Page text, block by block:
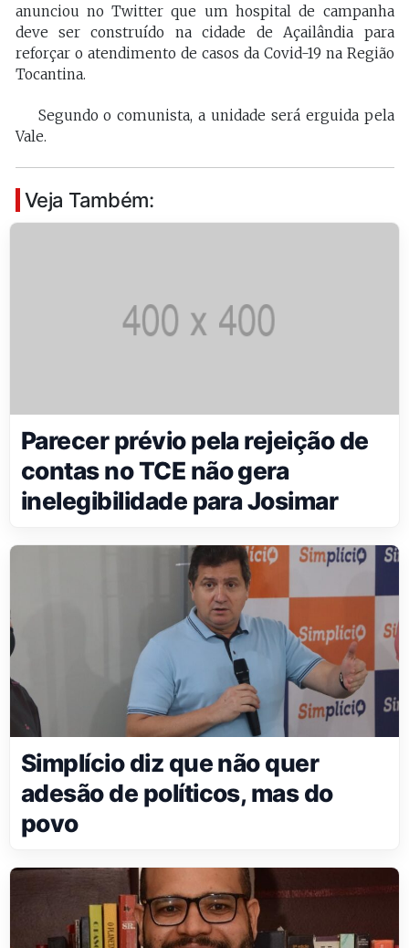
anunciou no Twitter que um hospital de campanha
deve ser construído na cidade de Açailândia para
reforçar o atendimento de casos da Covid-19 na Região
Tocantina.
Segundo o comunista, a unidade será erguida pela
Vale.
Veja Também:
Parecer prévio pela rejeição de
contas no TCE não gera
inelegibilidade para Josimar
Simplício diz que não quer
adesão de políticos, mas do
povo